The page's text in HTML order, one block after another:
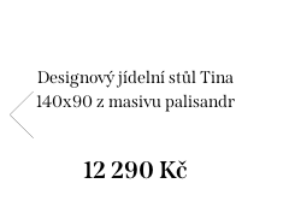
Designový jídelní stůl Tina
140x90 z masivu palisandr
12 290 Kč